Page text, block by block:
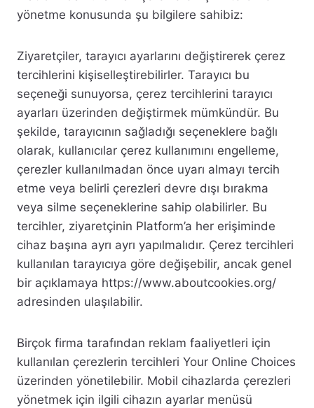
yönetme konusunda şu bilgilere sahibiz:
Ziyaretçiler, tarayıcı ayarlarını değiştirerek çerez
tercihlerini kişiselleştirebilirler. Tarayıcı bu
seçeneği sunuyorsa, çerez tercihlerini tarayıcı
ayarları üzerinden değiştirmek mümkündür. Bu
şekilde, tarayıcının sağladığı seçeneklere bağlı
olarak, kullanıcılar çerez kullanımını engelleme,
çerezler kullanılmadan önce uyarı almayı tercih
etme veya belirli çerezleri devre dışı bırakma
veya silme seçeneklerine sahip olabilirler. Bu
tercihler, ziyaretçinin Platform’a her erişiminde
cihaz başına ayrı ayrı yapılmalıdır. Çerez tercihleri
kullanılan tarayıcıya göre değişebilir, ancak genel
bir açıklamaya https://www.aboutcookies.org/
adresinden ulaşılabilir.
Birçok firma tarafından reklam faaliyetleri için
kullanılan çerezlerin tercihleri Your Online Choices
üzerinden yönetilebilir. Mobil cihazlarda çerezleri
yönetmek için ilgili cihazın ayarlar menüsü